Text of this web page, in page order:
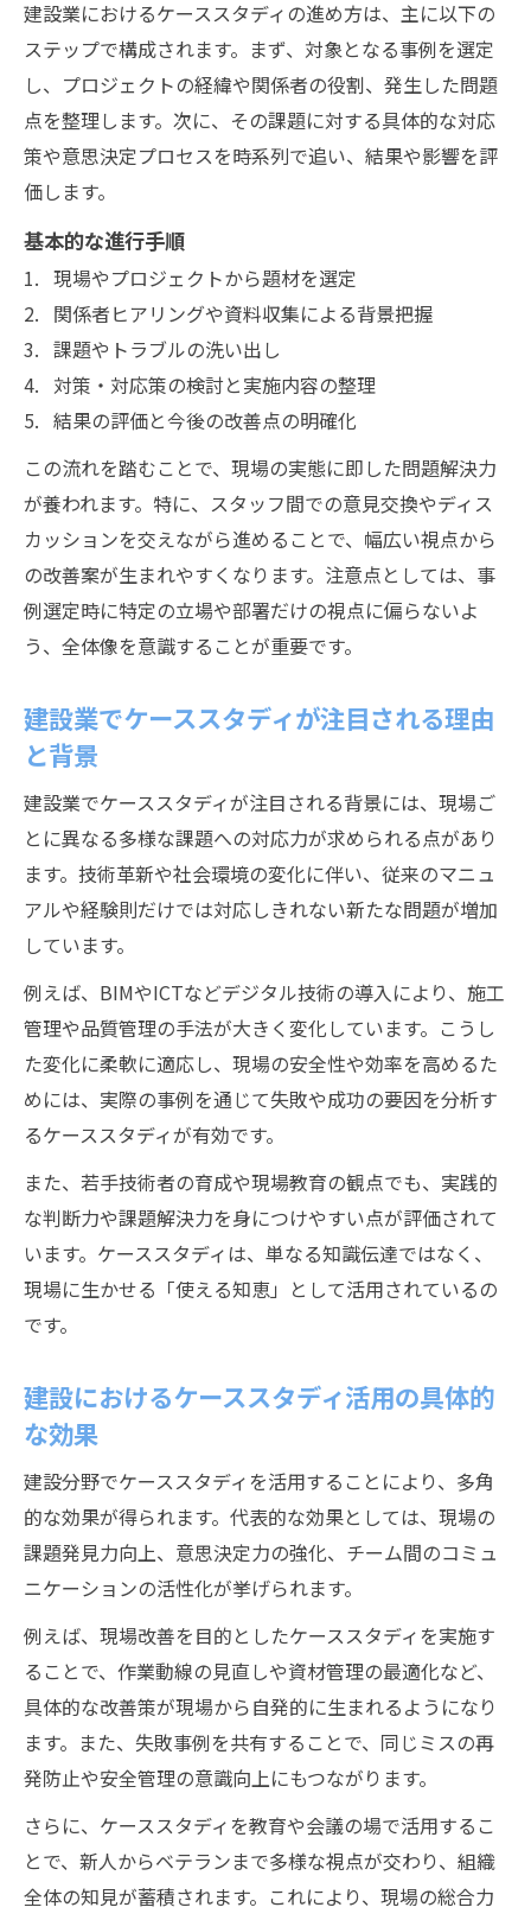
現場で役立つ建設ケーススタディ実践の流れ
建設現場で使えるケーススタディ実践手順
建設ケーススタディの現場共有と教育活用
の工夫
ケーススタディを建設の会議資料に活かす
方法
建設業で現場改善に直結する実践ステップ
しんどい業務比較に役立つ事例活用のコツ
建設業のしんどい業務を事例で客観的に比
較する
ケーススタディで建設職種ごとの負荷を整
理する方法
建設現場の業務ランキングを事例分析で明
確化
建設業の負担要素をケーススタディで見極
めるコツ
立てる方法
まとめとしての建設ケーススタディ実務応用
建設ケーススタディで得られる実務改善の
ポイント
現場改善に活かせる建設ケーススタディ応
用例
ケーススタディの建設業での実践的な活用
まとめ
建設業の教育・資料作成に活きる事例応用
法
今後の建設現場でケーススタディをどう活
かすか
建設業におけるケーススタディの進め方は、主に以下の
ステップで構成されます。まず、対象となる事例を選定
し、プロジェクトの経緯や関係者の役割、発生した問題
点を整理します。次に、その課題に対する具体的な対応
策や意思決定プロセスを時系列で追い、結果や影響を評
価します。
基本的な進行手順
現場やプロジェクトから題材を選定
関係者ヒアリングや資料収集による背景把握
課題やトラブルの洗い出し
対策・対応策の検討と実施内容の整理
結果の評価と今後の改善点の明確化
この流れを踏むことで、現場の実態に即した問題解決力
が養われます。特に、スタッフ間での意見交換やディス
カッションを交えながら進めることで、幅広い視点から
の改善案が生まれやすくなります。注意点としては、事
例選定時に特定の立場や部署だけの視点に偏らないよ
う、全体像を意識することが重要です。
建設業でケーススタディが注目される理由
と背景
建設業でケーススタディが注目される背景には、現場ご
とに異なる多様な課題への対応力が求められる点があり
ます。技術革新や社会環境の変化に伴い、従来のマニュ
アルや経験則だけでは対応しきれない新たな問題が増加
しています。
例えば、BIMやICTなどデジタル技術の導入により、施工
管理や品質管理の手法が大きく変化しています。こうし
た変化に柔軟に適応し、現場の安全性や効率を高めるた
めには、実際の事例を通じて失敗や成功の要因を分析す
るケーススタディが有効です。
また、若手技術者の育成や現場教育の観点でも、実践的
な判断力や課題解決力を身につけやすい点が評価されて
います。ケーススタディは、単なる知識伝達ではなく、
現場に生かせる「使える知恵」として活用されているの
です。
建設におけるケーススタディ活用の具体的
な効果
建設分野でケーススタディを活用することにより、多角
的な効果が得られます。代表的な効果としては、現場の
課題発見力向上、意思決定力の強化、チーム間のコミュ
ニケーションの活性化が挙げられます。
例えば、現場改善を目的としたケーススタディを実施す
ることで、作業動線の見直しや資材管理の最適化など、
具体的な改善策が現場から自発的に生まれるようになり
ます。また、失敗事例を共有することで、同じミスの再
発防止や安全管理の意識向上にもつながります。
さらに、ケーススタディを教育や会議の場で活用するこ
とで、新人からベテランまで多様な視点が交わり、組織
全体の知見が蓄積されます。これにより、現場の総合力